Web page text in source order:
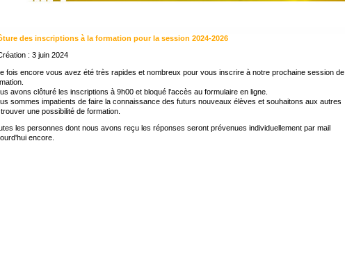
des inscriptions à la formation pour la session 2024-2026
: 3 juin 2024
fois encore vous avez été très rapides et nombreux pour vous inscrire à notre prochaine session de
avons clôturé les inscriptions à 9h00 et bloqué l'accès au formulaire en ligne.
sommes impatients de faire la connaissance des futurs nouveaux élèves et souhaitons aux autres
une possibilité de formation.
les personnes dont nous avons reçu les réponses seront prévenues individuellement par mail
encore.